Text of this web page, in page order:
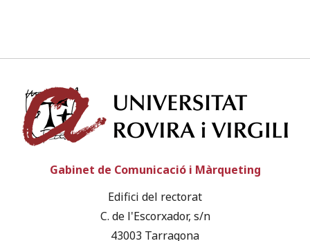
Gabinet de Comunicació i Màrqueting
Edifici del rectorat
C. de l'Escorxador, s/n
43003 Tarragona